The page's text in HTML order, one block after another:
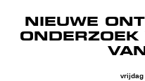
NIEUWE
vrijdag